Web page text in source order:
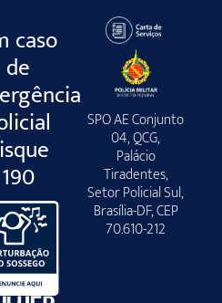
caso
de
190
SPO AE Conjunto
04, QCG,
Palácio
Tiradentes,
Setor Policial Sul,
Brasília-DF, CEP
70.610-212